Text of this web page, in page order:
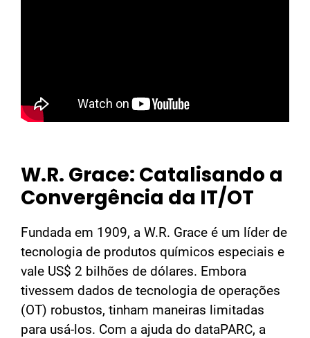
W.R. Grace: Catalisando a
Convergência da IT/OT
Fundada em 1909, a W.R. Grace é um líder de
tecnologia de produtos químicos especiais e
vale US$ 2 bilhões de dólares. Embora
tivessem dados de tecnologia de operações
(OT) robustos, tinham maneiras limitadas
para usá-los. Com a ajuda do dataPARC, a